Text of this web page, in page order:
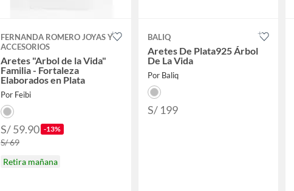
FERNANDA ROMERO JOYAS Y
ACCESORIOS
Aretes "Arbol de la Vida"
Familia - Fortaleza
Elaborados en Plata
Por Feibi
S/ 59.90 -13%
S/ 69
Retira mañana
BALIQ
Aretes De Plata925 Árbol
De La Vida
Por Baliq
S/ 199